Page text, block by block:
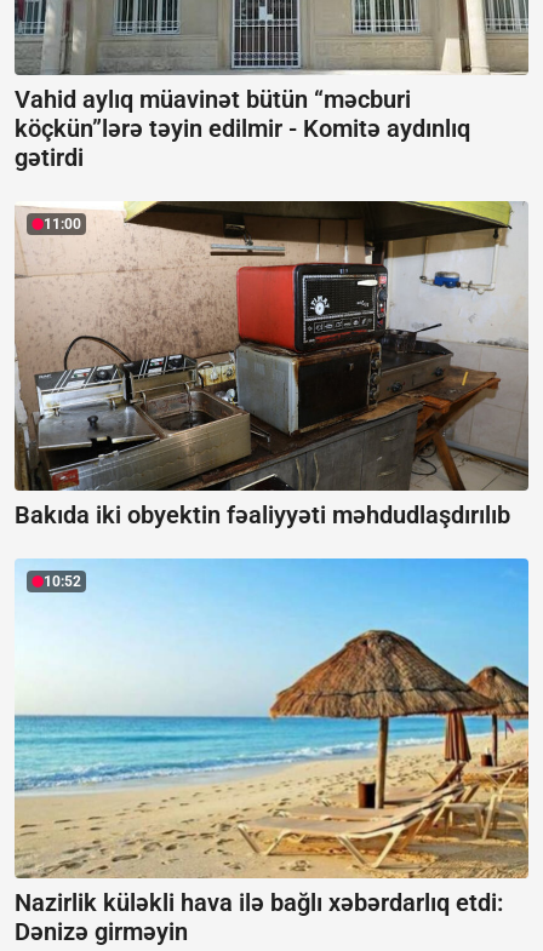
Vahid aylıq müavinət bütün “məcburi
köçkün”lərə təyin edilmir - Komitə aydınlıq
gətirdi
11:00
Bakıda iki obyektin fəaliyyəti məhdudlaşdırılıb
10:52
Nazirlik küləkli hava ilə bağlı xəbərdarlıq etdi:
Dənizə girməyin